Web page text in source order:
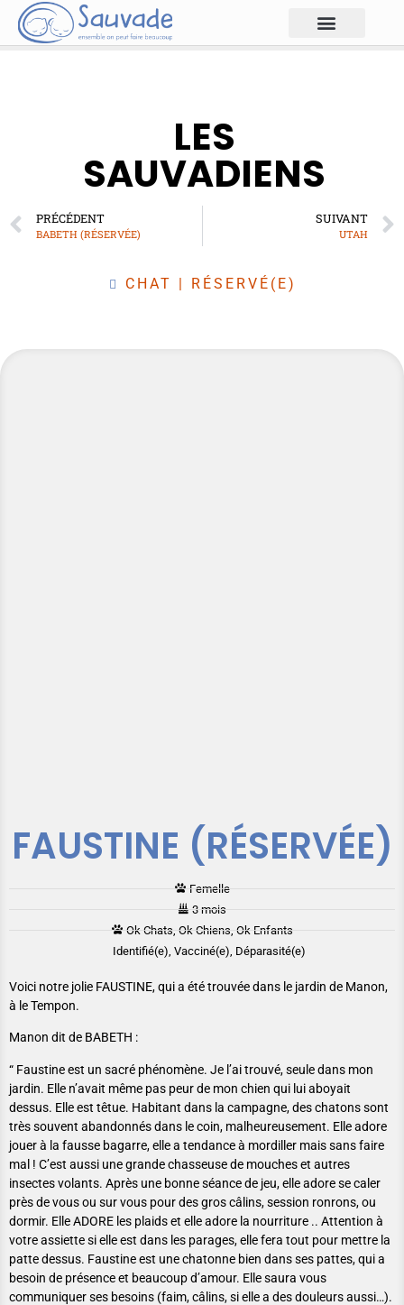
LES
SAUVADIENS
PRÉCÉDENT
BABETH (RÉSERVÉE)
SUIVANT
UTAH
CHAT | RÉSERVÉ(E)
FAUSTINE (RÉSERVÉE)
Femelle
3 mois
Ok Chats, Ok Chiens, Ok Enfants
Identifié(e), Vacciné(e), Déparasité(e)
Voici notre jolie FAUSTINE, qui a été trouvée dans le jardin de Manon,
à le Tempon.
Manon dit de BABETH :
“ Faustine est un sacré phénomène. Je l’ai trouvé, seule dans mon
jardin. Elle n’avait même pas peur de mon chien qui lui aboyait
dessus. Elle est têtue. Habitant dans la campagne, des chatons sont
très souvent abandonnés dans le coin, malheureusement. Elle adore
jouer à la fausse bagarre, elle a tendance à mordiller mais sans faire
mal ! C’est aussi une grande chasseuse de mouches et autres
insectes volants. Après une bonne séance de jeu, elle adore se caler
près de vous ou sur vous pour des gros câlins, session ronrons, ou
dormir. Elle ADORE les plaids et elle adore la nourriture .. Attention à
votre assiette si elle est dans les parages, elle fera tout pour mettre la
patte dessus. Faustine est une chatonne bien dans ses pattes, qui a
besoin de présence et beaucoup d’amour. Elle saura vous
communiquer ses besoins (faim, câlins, si elle a des douleurs aussi…).